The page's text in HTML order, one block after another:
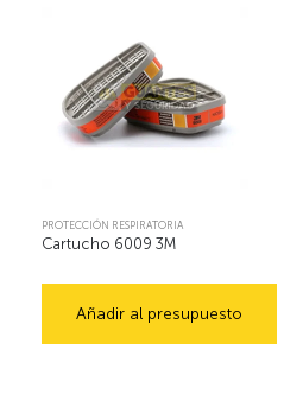
PROTECCIÓN RESPIRATORIA
Cartucho 6009 3M
Añadir al presupuesto